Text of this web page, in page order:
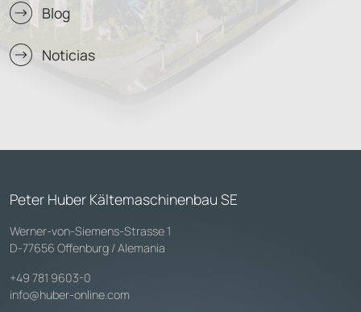
Blog
Noticias
Peter Huber Kältemaschinenbau SE
Werner-von-Siemens-Strasse 1
D-77656 Offenburg / Alemania
+49 781 9603-0
info@huber-online.com